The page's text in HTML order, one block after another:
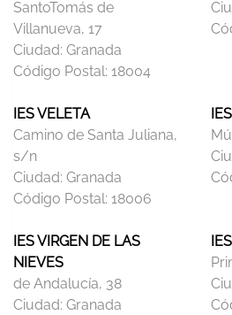
SantoTomás de
Villanueva, 17
Ciudad: Granada
Código Postal: 18004
IES VELETA
Camino de Santa Juliana,
s/n
Ciudad: Granada
Código Postal: 18006
IES VIRGEN DE LAS
NIEVES
de Andalucía, 38
Ciudad: Granada